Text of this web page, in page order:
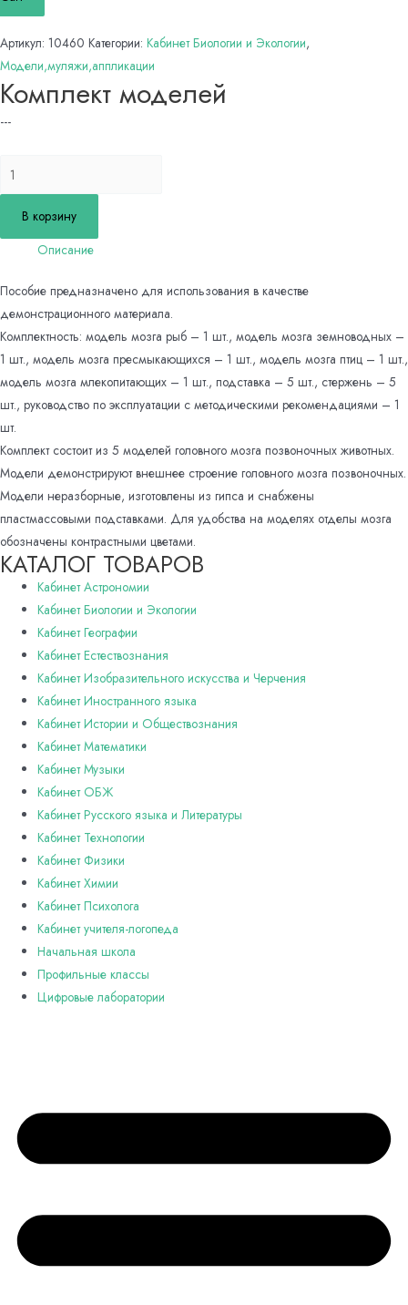
Артикул: 10460 Категории: Кабинет Биологии и Экологии,
Модели,муляжи,аппликации
Комплект моделей
---
Количество
Комплект
моделей
В корзину
Описание
Пособие предназначено для использования в качестве
демонстрационного материала.
Комплектность: модель мозга рыб – 1 шт., модель мозга земноводных –
1 шт., модель мозга пресмыкающихся – 1 шт., модель мозга птиц – 1 шт.,
модель мозга млекопитающих – 1 шт., подставка – 5 шт., стержень – 5
шт., руководство по эксплуатации с методическими рекомендациями – 1
шт.
Комплект состоит из 5 моделей головного мозга позвоночных животных.
Модели демонстрируют внешнее строение головного мозга позвоночных.
Модели неразборные, изготовлены из гипса и снабжены
пластмассовыми подставками. Для удобства на моделях отделы мозга
обозначены контрастными цветами.
КАТАЛОГ ТОВАРОВ
Кабинет Астрономии
Кабинет Биологии и Экологии
Кабинет Географии
Кабинет Естествознания
Кабинет Изобразительного искусства и Черчения
Кабинет Иностранного языка
Кабинет Истории и Обществознания
Кабинет Математики
Кабинет Музыки
Кабинет ОБЖ
Кабинет Русского языка и Литературы
Кабинет Технологии
Кабинет Физики
Кабинет Химии
Кабинет Психолога
Кабинет учителя-логопеда
Начальная школа
Профильные классы
Цифровые лаборатории